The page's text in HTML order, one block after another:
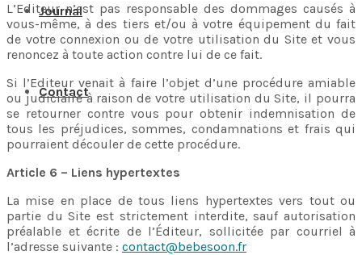
Journal
Contact
L’Editeur n’est pas responsable des dommages causés à
vous-même, à des tiers et/ou à votre équipement du fait
de votre connexion ou de votre utilisation du Site et vous
renoncez à toute action contre lui de ce fait.
Si l’Editeur venait à faire l’objet d’une procédure amiable
ou judiciaire à raison de votre utilisation du Site, il pourra
se retourner contre vous pour obtenir indemnisation de
tous les préjudices, sommes, condamnations et frais qui
pourraient découler de cette procédure.
Article 6 – Liens hypertextes
La mise en place de tous liens hypertextes vers tout ou
partie du Site est strictement interdite, sauf autorisation
préalable et écrite de l’Éditeur, sollicitée par courriel à
l’adresse suivante : contact@bebesoon.fr